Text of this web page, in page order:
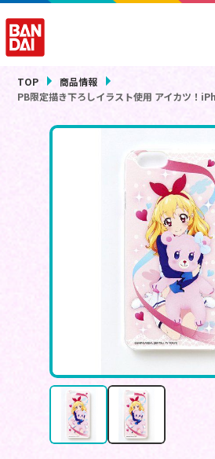
TOP
商品情報
PB限定描き下ろしイラスト使用 アイカツ！